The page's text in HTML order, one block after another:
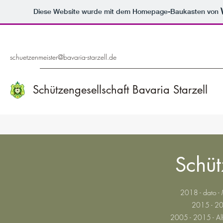
Diese Website wurde mit dem Homepage-Baukasten von
schuetzenmeister@bavaria-starzell.de
Schützengesellschaft Bavaria Starzell
2018 - dato -
2015 -
2005 - 2015 -